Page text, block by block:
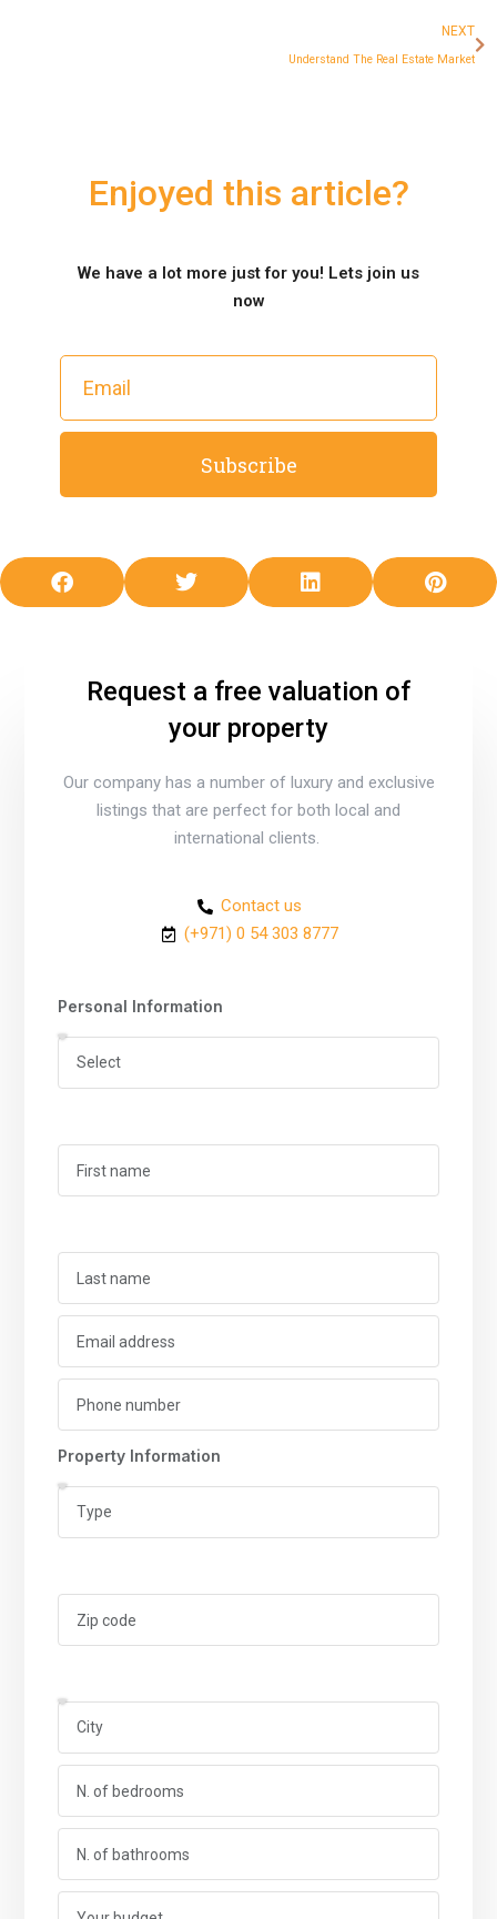
NEXT
Understand The Real Estate Market
Enjoyed this article?
We have a lot more just for you! Lets join us
now
Subscribe
Request a free valuation of
your property
Our company has a number of luxury and exclusive
listings that are perfect for both local and
international clients.
Contact us
(+971) 0 54 303 8777
Personal Information
Property Information